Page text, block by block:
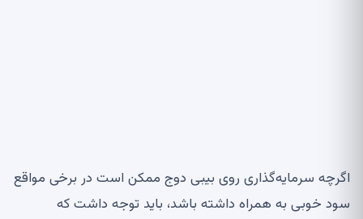
اگرچه سرمایه‌گذاری روی بیبی دوج ممکن است در برخی مواقع
سود خوبی به همراه داشته باشد، باید توجه داشت که